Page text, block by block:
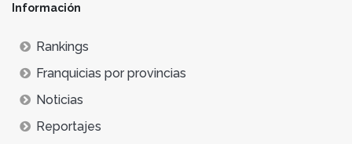
Información
Rankings
Franquicias por provincias
Noticias
Reportajes